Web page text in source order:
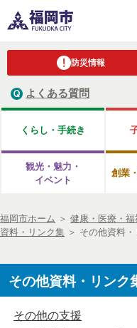
防災情報
よくある質問
くらし・手続き
観光・魅力・
イベント
創業
福岡市ホーム ＞ 健康・医療・福
資料・リンク集 ＞ その他資料
その他資料・リンク
その他の支援